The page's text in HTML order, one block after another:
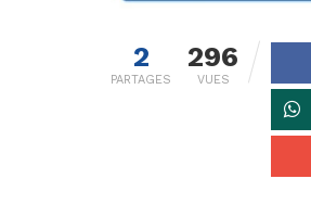
2
PARTAGES
296
VUES